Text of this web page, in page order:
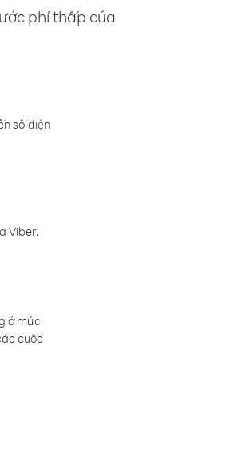
phí thấp của
số điện
Viber.
ở mức
cuộc